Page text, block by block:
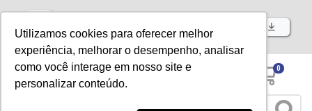
Utilizamos cookies para oferecer melhor
experiência, melhorar o desempenho, analisar
como você interage em nosso site e
personalizar conteúdo.
Baixe já nosso APP
0